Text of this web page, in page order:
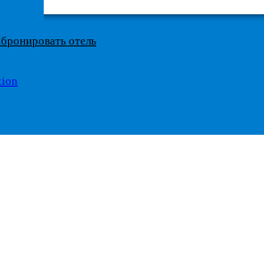
отель